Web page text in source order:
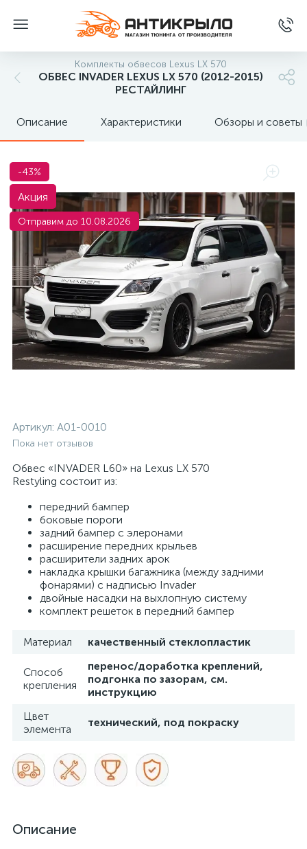
Комплекты обвесов Lexus LX 570
ОБВЕС INVADER LEXUS LX 570 (2012-2015)
РЕСТАЙЛИНГ
Описание Характеристики Обзоры и советы
-43%
Акция
Отправим до 10.08.2026
Артикул: A01-0010
Пока нет отзывов
Обвес «INVADER L60» на Lexus LX 570
Restyling состоит из:
передний бампер
боковые пороги
задний бампер с элеронами
расширение передних крыльев
расширители задних арок
накладка крышки багажника (между задними
фонарями) с надписью Invader
двойные насадки на выхлопную систему
комплект решеток в передний бампер
Материал качественный стеклопластик
Способ
крепления
перенос/доработка креплений,
подгонка по зазорам, см.
инструкцию
Цвет
элемента
технический, под покраску
Описание